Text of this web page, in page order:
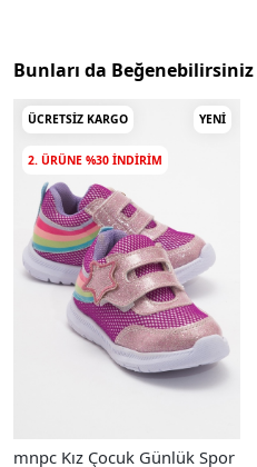
Bunları da Beğenebilirsiniz
ÜCRETSIZ KARGO YENI
2. ÜRÜNE %30 INDIRIM
mnpc Kız Çocuk Günlük Spor